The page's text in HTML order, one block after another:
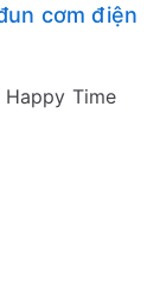
cơm điện
Time